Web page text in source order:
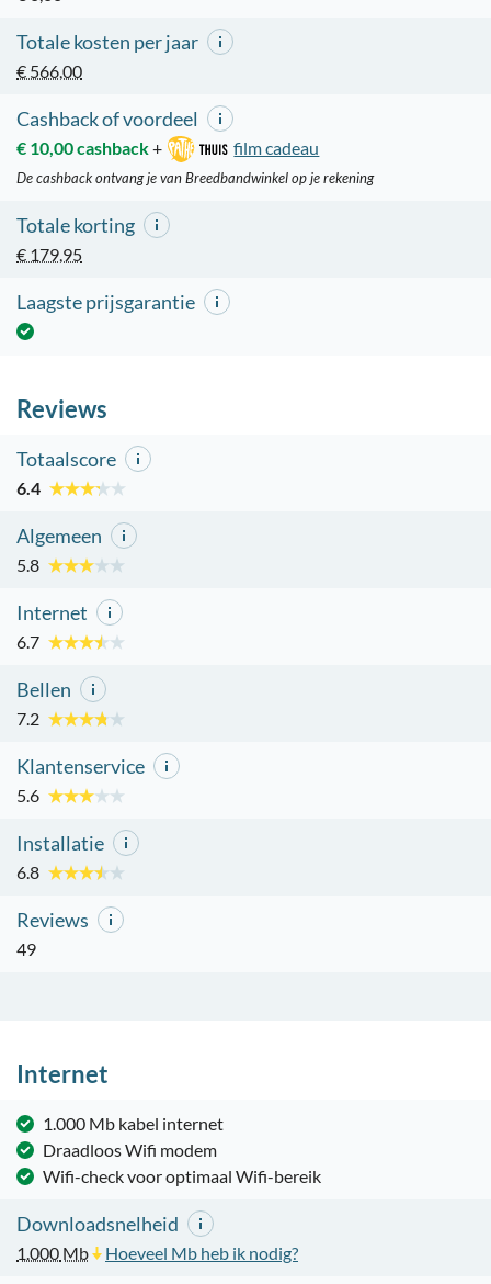
Totale kosten per jaar
€ 566,00
Cashback of voordeel
€ 10,00 cashback+ film cadeau
De cashback ontvang je van Breedbandwinkel op je rekening
Totale korting
€ 179,95
Laagste prijsgarantie
Reviews
Totaalscore
6.4
Algemeen
5.8
Internet
6.7
Bellen
7.2
Klantenservice
5.6
Installatie
6.8
Reviews
49
Internet
1.000 Mb kabel internet
Draadloos Wifi modem
Wifi-check voor optimaal Wifi-bereik
Downloadsnelheid
1.000 Mb Hoeveel Mb heb ik nodig?